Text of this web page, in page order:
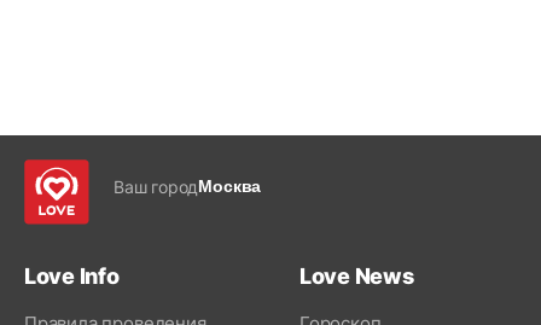
Ваш городМосква
Love Info Love News